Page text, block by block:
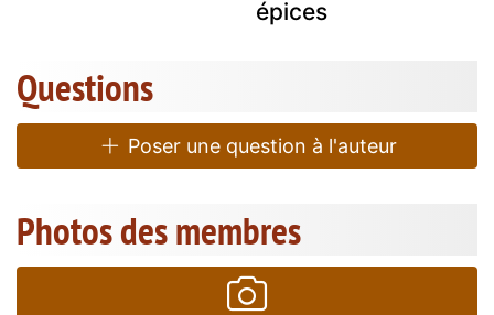
épices
Questions
Poser une question à l'auteur
Photos des membres